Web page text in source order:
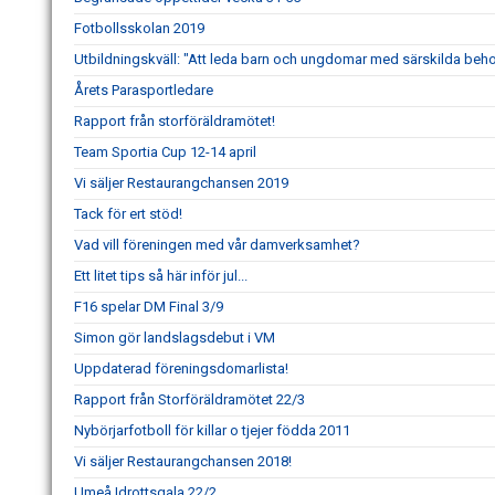
Fotbollsskolan 2019
Utbildningskväll: "Att leda barn och ungdomar med särskilda
Årets Parasportledare
Rapport från storföräldramötet!
Team Sportia Cup 12-14 april
Vi säljer Restaurangchansen 2019
Tack för ert stöd!
Vad vill föreningen med vår damverksamhet?
Ett litet tips så här inför jul...
F16 spelar DM Final 3/9
Simon gör landslagsdebut i VM
Uppdaterad föreningsdomarlista!
Rapport från Storföräldramötet 22/3
Nybörjarfotboll för killar o tjejer födda 2011
Vi säljer Restaurangchansen 2018!